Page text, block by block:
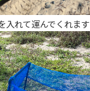
入れて運んでくれます